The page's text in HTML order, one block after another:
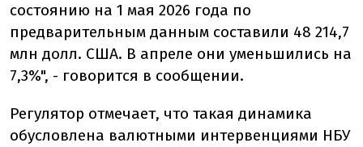
состоянию на 1 мая 2026 года по
предварительным данным составили 48 214,7
млн долл. США. В апреле они уменьшились на
7,3%", - говорится в сообщении.
Регулятор отмечает, что такая динамика
обусловлена валютными интервенциями НБУ